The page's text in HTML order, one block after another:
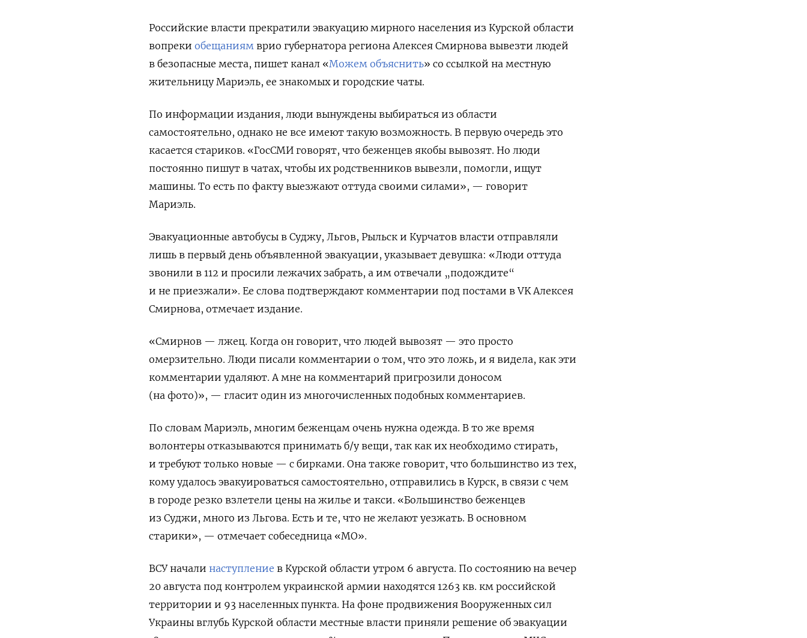
Российские власти прекратили эвакуацию мирного населения из Курской области
вопреки обещаниям врио губернатора региона Алексея Смирнова вывезти людей
в безопасные места, пишет канал «Можем объяснить» со ссылкой на местную
жительницу Мариэль, ее знакомых и городские чаты.
По информации издания, люди вынуждены выбираться из области
самостоятельно, однако не все имеют такую возможность. В первую очередь это
касается стариков. «ГосСМИ говорят, что беженцев якобы вывозят. Но люди
постоянно пишут в чатах, чтобы их родственников вывезли, помогли, ищут
машины. То есть по факту выезжают оттуда своими силами», — говорит
Мариэль.
Эвакуационные автобусы в Суджу, Льгов, Рыльск и Курчатов власти отправляли
лишь в первый день объявленной эвакуации, указывает девушка: «Люди оттуда
звонили в 112 и просили лежачих забрать, а им отвечали „подождите“
и не приезжали». Ее слова подтверждают комментарии под постами в VK Алексея
Смирнова, отмечает издание.
«Смирнов — лжец. Когда он говорит, что людей вывозят — это просто
омерзительно. Люди писали комментарии о том, что это ложь, и я видела, как эти
комментарии удаляют. А мне на комментарий пригрозили доносом
(на фото)», — гласит один из многочисленных подобных комментариев.
По словам Мариэль, многим беженцам очень нужна одежда. В то же время
волонтеры отказываются принимать б/у вещи, так как их необходимо стирать,
и требуют только новые — с бирками. Она также говорит, что большинство из тех,
кому удалось эвакуироваться самостоятельно, отправились в Курск, в связи с чем
в городе резко взлетели цены на жилье и такси. «Большинство беженцев
из Суджи, много из Льгова. Есть и те, что не желают уезжать. В основном
старики», — отмечает собеседница «МО».
ВСУ начали наступление в Курской области утром 6 августа. По состоянию на вечер
20 августа под контролем украинской армии находятся 1263 кв. км российской
территории и 93 населенных пункта. На фоне продвижения Вооруженных сил
Украины вглубь Курской области местные власти приняли решение об эвакуации